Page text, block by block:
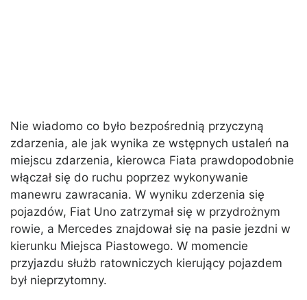
Nie wiadomo co było bezpośrednią przyczyną
zdarzenia, ale jak wynika ze wstępnych ustaleń na
miejscu zdarzenia, kierowca Fiata prawdopodobnie
włączał się do ruchu poprzez wykonywanie
manewru zawracania. W wyniku zderzenia się
pojazdów, Fiat Uno zatrzymał się w przydrożnym
rowie, a Mercedes znajdował się na pasie jezdni w
kierunku Miejsca Piastowego. W momencie
przyjazdu służb ratowniczych kierujący pojazdem
był nieprzytomny.